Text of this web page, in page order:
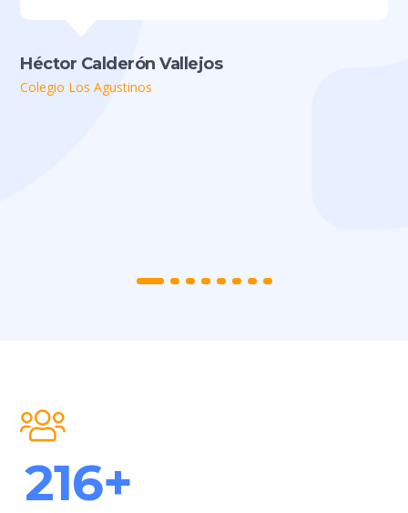
Héctor Calderón Vallejos
Colegio Los Agustinos
341+